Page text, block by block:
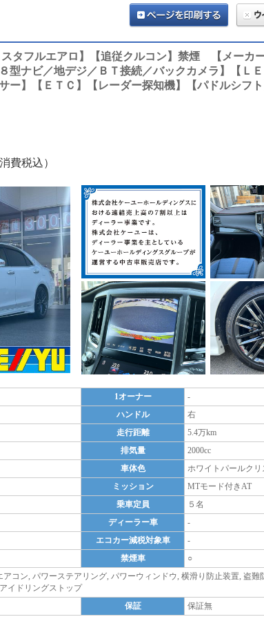
タフルエアロ】【追従クルコン】禁煙 【メーカ
型ナビ／地デジ／ＢＴ接続／バックカメラ】【Ｌ
ー】【ＥＴＣ】【レーダー探知機】【パドルシフト
消費税込）
1オーナー
-
ハンドル
右
走行距離
5.4万km
排気量
2000cc
車体色
ホワイトパールク
ミッション
MTモード付きAT
乗車定員
５名
ディーラー車
-
エコカー減税対象車
-
禁煙車 ○
アコン, パワーステアリング, パワーウィンドウ, 横滑り防止装置, 盗難
イドリングストップ
保証 保証無